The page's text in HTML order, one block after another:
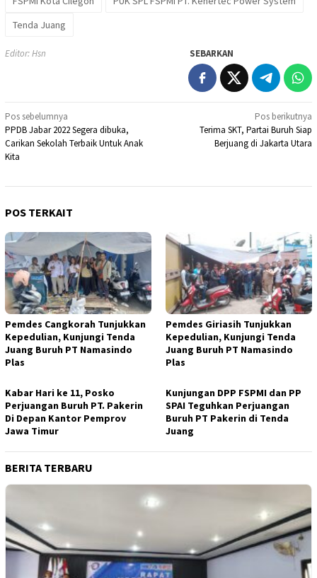
Tenda Juang
Editor: Hsn SEBARKAN
Navigasi
pos
Pos sebelumnya
PPDB Jabar 2022 Segera dibuka,
Carikan Sekolah Terbaik Untuk Anak
Kita
Pos berikutnya
Terima SKT, Partai Buruh Siap
Berjuang di Jakarta Utara
POS TERKAIT
Pemdes Cangkorah Tunjukkan
Kepedulian, Kunjungi Tenda
Juang Buruh PT Namasindo
Plas
Pemdes Giriasih Tunjukkan
Kepedulian, Kunjungi Tenda
Juang Buruh PT Namasindo
Plas
Kabar Hari ke 11, Posko
Perjuangan Buruh PT. Pakerin
Di Depan Kantor Pemprov
Jawa Timur
Kunjungan DPP FSPMI dan PP
SPAI Teguhkan Perjuangan
Buruh PT Pakerin di Tenda
Juang
BERITA TERBARU